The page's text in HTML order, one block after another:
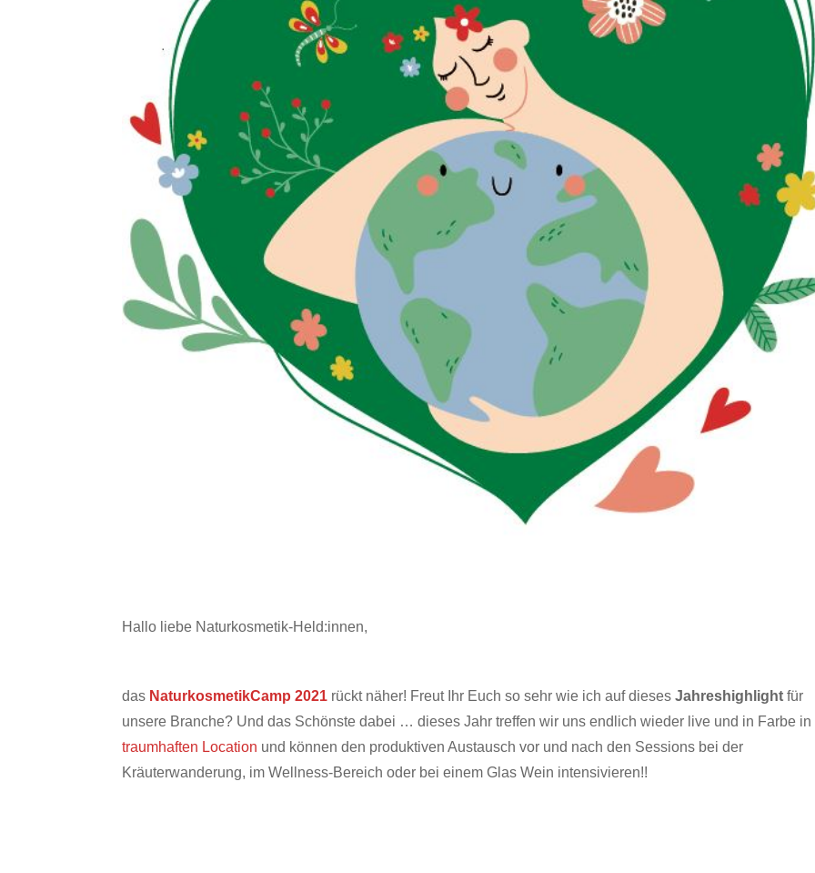
Hallo liebe Naturkosmetik-Held:innen,
das NaturkosmetikCamp 2021 rückt näher! Freut Ihr Euch so sehr wie ich auf diesesJahreshighlightfür
unsere Branche? Und das Schönste dabei … dieses Jahr treffen wir uns endlich wieder live und in Farbe in
traumhaften Location und können den produktiven Austausch vor und nach den Sessions bei der
Kräuterwanderung, im Wellness-Bereich oder bei einem Glas Wein intensivieren!!